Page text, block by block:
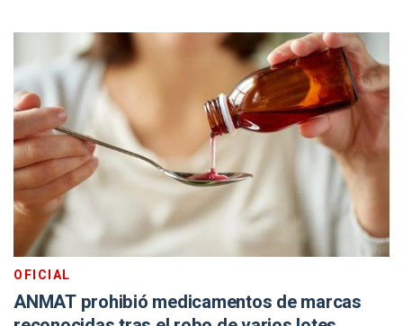
OFICIAL
ANMAT prohibió medicamentos de marcas